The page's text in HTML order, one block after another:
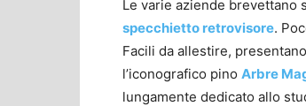
Le varie aziende brevettano
specchietto retrovisore.
Facili da allestire,
l’iconografico pino Arbre
lungamente dedicato allo